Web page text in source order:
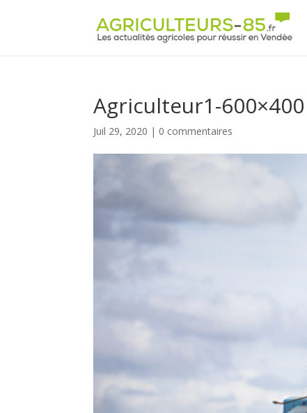
Agriculteur1-600×400
Juil 29, 2020 | 0 commentaires